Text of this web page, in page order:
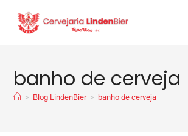
banho de cerveja
> Blog LindenBier > banho de cerveja